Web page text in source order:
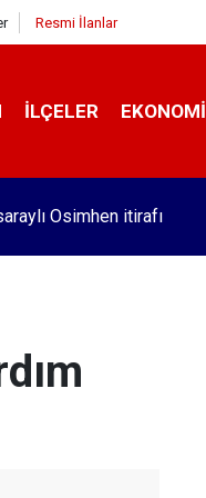
Resmi İlanlar
İLÇELER EKONOMI
Osimhen itirafı